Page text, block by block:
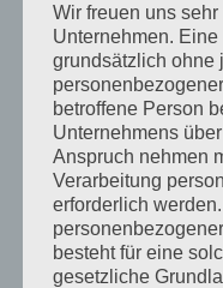
BAD
EMMI-MOBIL
BERGBERICHT
WEBCAMS &
360°
BLOG
KONTAKT
ANFAHRT/LAGE
Wir freuen uns
Unternehmen.
grundsätzlich ohne
betroffene Person
Unternehmens
Anspruch nehmen
Verarbeitung
erforderlich
besteht für eine
gesetzliche